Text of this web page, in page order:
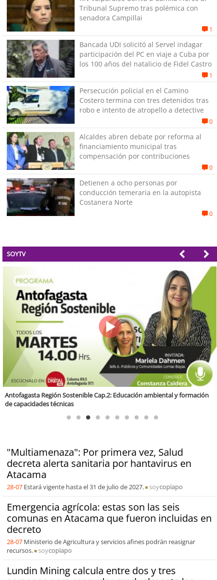
Tribunal Supremo tras polémica con
senadora Campillai
1
Bancada UDI solicitó al Servel indagar
participación del PC en viaje a Cuba por
los 100 años del natalicio de Fidel Castro
1
Persecución policial en el Camino
Costero termina con tres detenidos tras
robo e intento de atropello a detective
0
Alcaldes abren debate por reforma al
financiamiento municipal tras
compensación por contribuciones
0
Detienen a ocho personas por
conducción temeraria en la autopista
Costanera Norte
0
SOYTV
Región Sostenible Cap 60: Economía circular y desarrollo regional
"Multiamenaza": Por primera vez, Salud
decreta alerta sanitaria por hantavirus en
Atacama
28-07 Estará vigente hasta el 31 de julio de 2027. soycopiapo
Emergencia agrícola: estas son las seis
comunas en Atacama que fueron incluidas en
decreto
28-07 Ministerio de Agricultura y servicios afines podrán reasignar
recursos.
soycopiapo
Lundin Mining calcula entre dos y tres